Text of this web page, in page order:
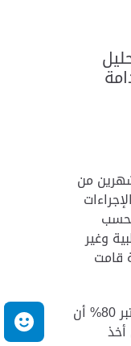
شهرين من
الذكور، وأن 95% أكدوا معرفتهم بالإجراءات
وبحسب
الأطقم الطبية وغير
المختصة قامت
وأوضحت النتائج في محور الترابط الأسري، أن 87% من المشاركين قد تغير نمط حياتهم جراء الوباء، حيث أشاروا أن أبرز تغير هو الابتعاد عن الأماكن العامة، فيما يعتبر 80% أن
أخذ